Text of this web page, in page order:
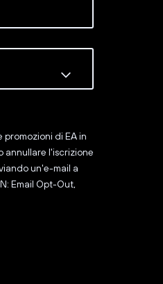
di EA in
annullare l'iscrizione
un'e-mail a
Email Opt-Out,